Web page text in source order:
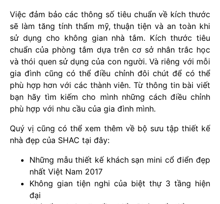
Việc đảm bảo các thông số tiêu chuẩn về kích thước
sẽ làm tăng tính thẩm mỹ, thuận tiện và an toàn khi
sử dụng cho không gian nhà tắm. Kích thước tiêu
chuẩn của phòng tắm dựa trên cơ sở nhân trắc học
và thói quen sử dụng của con người. Và riêng với mỗi
gia đình cũng có thể điều chỉnh đôi chút để có thể
phù hợp hơn với các thành viên. Từ thông tin bài viết
bạn hãy tìm kiếm cho mình những cách điều chỉnh
phù hợp với nhu cầu của gia đình mình.
Quý vị cũng có thể xem thêm về bộ sưu tập thiết kế
nhà đẹp của SHAC tại đây:
Những mẫu thiết kế khách sạn mini cổ điển đẹp
nhất Việt Nam 2017
Không gian tiện nghi của biệt thự 3 tầng hiện
đại